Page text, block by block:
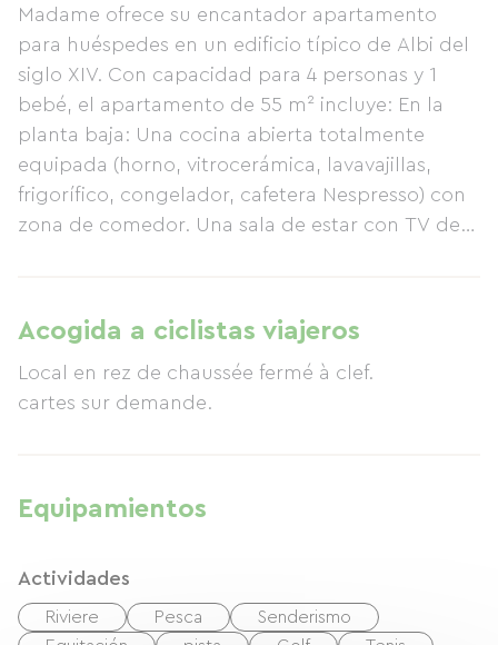
Madame ofrece su encantador apartamento
para huéspedes en un edificio típico de Albi del
siglo XIV. Con capacidad para 4 personas y 1
bebé, el apartamento de 55 m² incluye: En la
planta baja: Una cocina abierta totalmente
equipada (horno, vitrocerámica, lavavajillas,
frigorífico, congelador, cafetera Nespresso) con
zona de comedor. Una sala de estar con TV de
(90x200 cm). Un baño con una amplia ducha de
hidromasaje y lavadora. Un aseo independiente.
En la planta superior: La suite principal con un
dormitorio con cama de matrimonio (160 cm).
eléctrico, vitrocerámica, frigorífico con
congelador, microondas, lavavajillas, cafetera
secador de pelo, TV de pantalla plana con
canales terrestres digitales, acceso a internet,
Acogida a ciclistas viajeros
Local en rez de chaussée fermé à clef.
cartes sur demande.
Equipamientos
Actividades
Riviere Pesca
Senderismo